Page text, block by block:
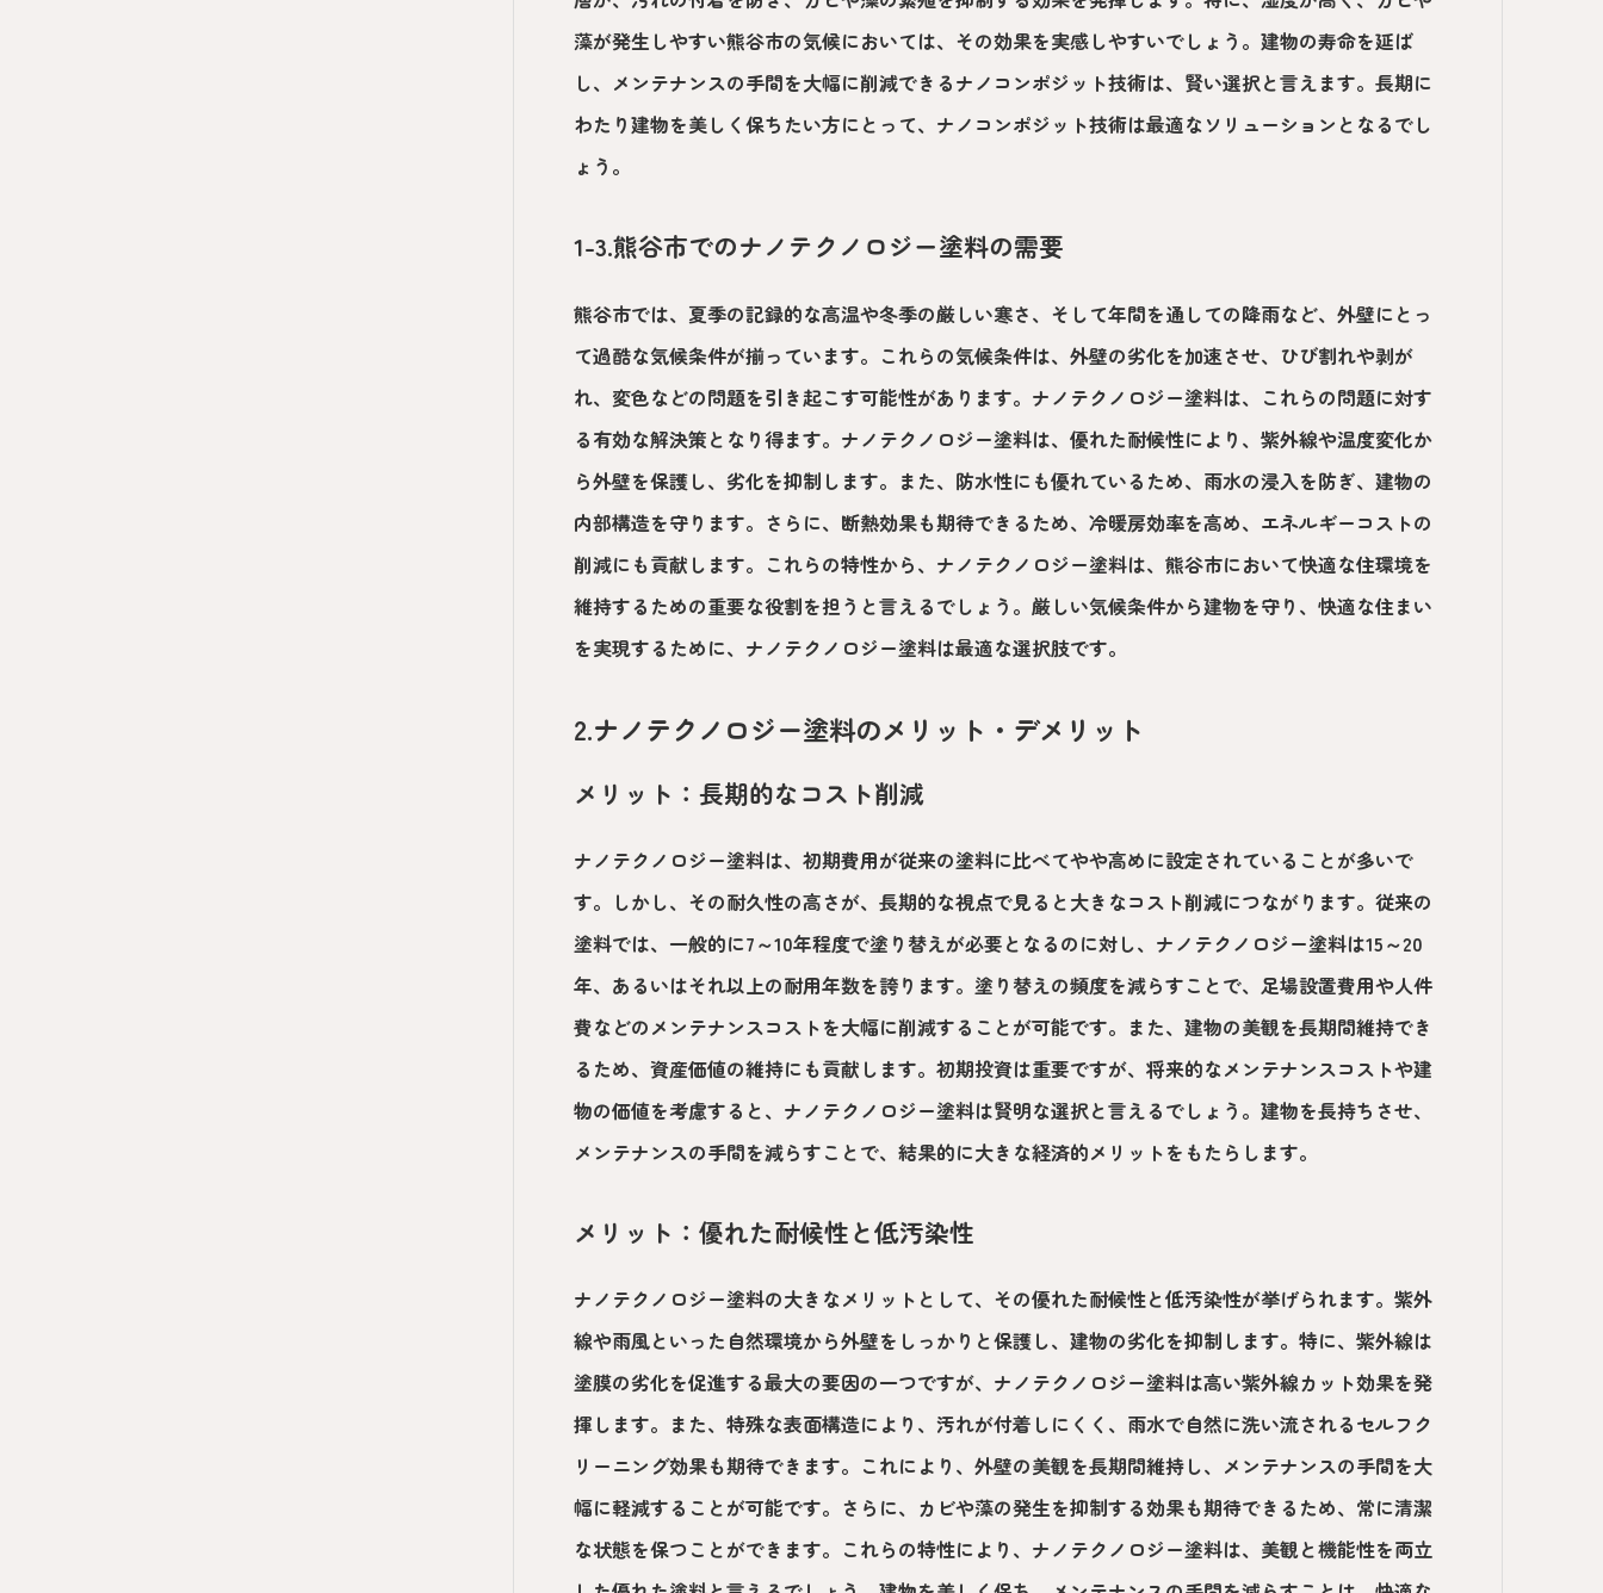
藻が発生しやすい熊谷市の気候においては、その効果を実感しやすいでしょう。建物の寿命を延ば
し、メンテナンスの手間を大幅に削減できるナノコンポジット技術は、賢い選択と言えます。長期に
わたり建物を美しく保ちたい方にとって、ナノコンポジット技術は最適なソリューションとなるでし
ょう。
1-3.熊谷市でのナノテクノロジー塗料の需要
熊谷市では、夏季の記録的な高温や冬季の厳しい寒さ、そして年間を通しての降雨など、外壁にとっ
て過酷な気候条件が揃っています。これらの気候条件は、外壁の劣化を加速させ、ひび割れや剥が
れ、変色などの問題を引き起こす可能性があります。ナノテクノロジー塗料は、これらの問題に対す
る有効な解決策となり得ます。ナノテクノロジー塗料は、優れた耐候性により、紫外線や温度変化か
ら外壁を保護し、劣化を抑制します。また、防水性にも優れているため、雨水の浸入を防ぎ、建物の
内部構造を守ります。さらに、断熱効果も期待できるため、冷暖房効率を高め、エネルギーコストの
削減にも貢献します。これらの特性から、ナノテクノロジー塗料は、熊谷市において快適な住環境を
維持するための重要な役割を担うと言えるでしょう。厳しい気候条件から建物を守り、快適な住まい
を実現するために、ナノテクノロジー塗料は最適な選択肢です。
2.ナノテクノロジー塗料のメリット・デメリット
メリット：長期的なコスト削減
ナノテクノロジー塗料は、初期費用が従来の塗料に比べてやや高めに設定されていることが多いで
す。しかし、その耐久性の高さが、長期的な視点で見ると大きなコスト削減につながります。従来の
塗料では、一般的に7～10年程度で塗り替えが必要となるのに対し、ナノテクノロジー塗料は15～20
年、あるいはそれ以上の耐用年数を誇ります。塗り替えの頻度を減らすことで、足場設置費用や人件
費などのメンテナンスコストを大幅に削減することが可能です。また、建物の美観を長期間維持でき
るため、資産価値の維持にも貢献します。初期投資は重要ですが、将来的なメンテナンスコストや建
物の価値を考慮すると、ナノテクノロジー塗料は賢明な選択と言えるでしょう。建物を長持ちさせ、
メンテナンスの手間を減らすことで、結果的に大きな経済的メリットをもたらします。
メリット：優れた耐候性と低汚染性
ナノテクノロジー塗料の大きなメリットとして、その優れた耐候性と低汚染性が挙げられます。紫外
線や雨風といった自然環境から外壁をしっかりと保護し、建物の劣化を抑制します。特に、紫外線は
塗膜の劣化を促進する最大の要因の一つですが、ナノテクノロジー塗料は高い紫外線カット効果を発
揮します。また、特殊な表面構造により、汚れが付着しにくく、雨水で自然に洗い流されるセルフク
リーニング効果も期待できます。これにより、外壁の美観を長期間維持し、メンテナンスの手間を大
幅に軽減することが可能です。さらに、カビや藻の発生を抑制する効果も期待できるため、常に清潔
な状態を保つことができます。これらの特性により、ナノテクノロジー塗料は、美観と機能性を両立